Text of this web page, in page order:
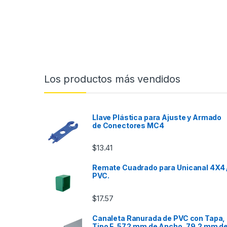
Los productos más vendidos
Llave Plástica para Ajuste y Armado
de Conectores MC4
$13.41
Remate Cuadrado para Unicanal 4X4
PVC.
$17.57
Canaleta Ranurada de PVC con Tapa,